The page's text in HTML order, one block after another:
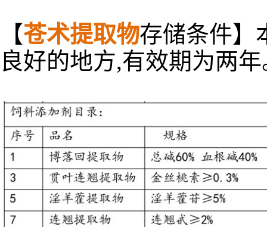
【苍术提取物存储条件】
良好的地方,有效期为两